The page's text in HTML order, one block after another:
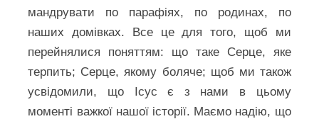
мандрувати по парафіях, по родинах, по
наших домівках. Все це для того, щоб ми
перейнялися поняттям: що таке Серце, яке
терпить; Серце, якому боляче; щоб ми також
усвідомили, що Ісус є з нами в цьому
моменті важкої нашої історії. Маємо надію, що